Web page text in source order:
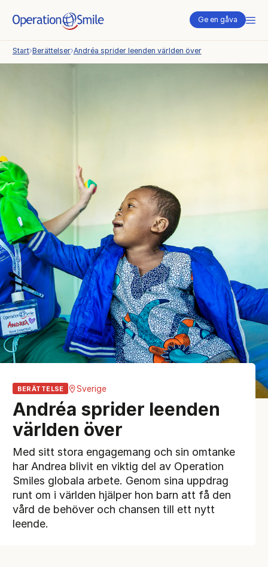
Ge en gåva
Start Berättelser Andréa sprider leenden världen över
Andréa sprider leenden
världen över
BERÄTTELSE Sverige
Med sitt stora engagemang och sin omtanke
har Andrea blivit en viktig del av Operation
Smiles globala arbete. Genom sina uppdrag
runt om i världen hjälper hon barn att få den
vård de behöver och chansen till ett nytt
leende.